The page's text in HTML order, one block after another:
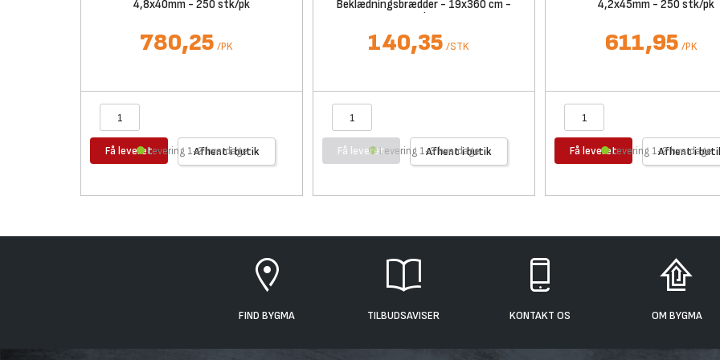
4,8x40mm - 250 stk/pk
780,25 /PK
Få leveret Afhent i butik
Levering 1-2 hverdage
Beklædningsbrædder - 19x360 cm -
Wood Sort
140,35 /STK
Få leveret Afhent i butik
Levering 1-3 hverdage
4,2x45mm - 250 stk/pk
611,95 /PK
Få leveret Afhent i
Levering 1-2 hverdage
FIND BYGMA TILBUDSAVISER KONTAKT OS OM BYGMA